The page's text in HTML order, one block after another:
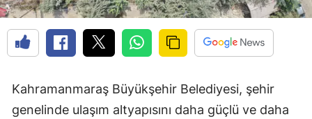
Kahramanmaraş Büyükşehir Belediyesi, şehir
genelinde ulaşım altyapısını daha güçlü ve daha